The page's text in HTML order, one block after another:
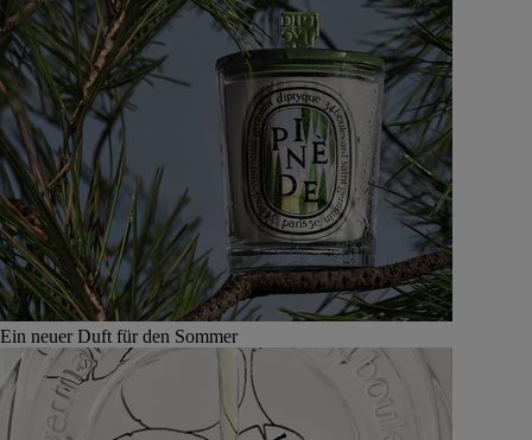
Ein neuer Duft für den Sommer